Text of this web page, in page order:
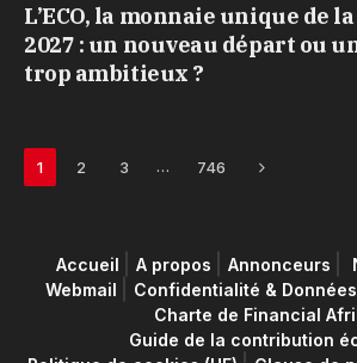
L’ECO, la monnaie unique de la
2027 : un nouveau départ ou
trop ambitieux ?
1 2 3 … 746 Next
Accueil A propos Annonceurs
Webmail
Confidentialité &
Charte de Financial
Guide de la contribution